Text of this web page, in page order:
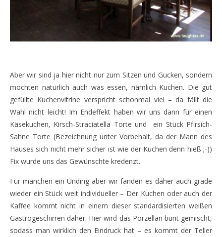
Aber wir sind ja hier nicht nur zum Sitzen und Gucken, sondern
möchten natürlich auch was essen, nämlich Kuchen. Die gut
gefüllte Kuchenvitrine verspricht schonmal viel – da fällt die
Wahl nicht leicht! Im Endeffekt haben wir uns dann für einen
Käsekuchen, Kirsch-Straciatella Torte und ein Stück Pfirsich-
Sahne Torte (Bezeichnung unter Vorbehalt, da der Mann des
Hauses sich nicht mehr sicher ist wie der Kuchen denn hieß ;-))
Fix wurde uns das Gewünschte kredenzt.
Für manchen ein Unding aber wir fanden es daher auch grade
wieder ein Stück weit individueller – Der Kuchen oder auch der
Kaffee kommt nicht in einem dieser standardisierten weißen
Gastrogeschirren daher. Hier wird das Porzellan bunt gemischt,
sodass man wirklich den Eindruck hat – es kommt der Teller